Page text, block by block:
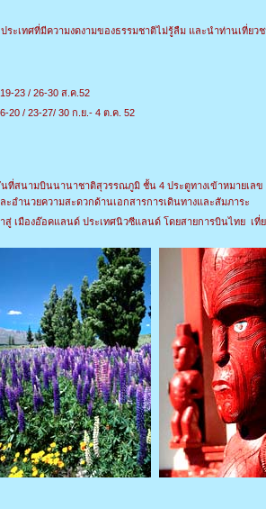
ะเทศที่มีความงดงามของธรรมชาติไม่รู้ลืม และนำท่านเที่ยว
23 / 26-30 ส.ค.52
20 / 23-27/ 30 ก.ย.- 4 ต.ค. 52
ที่สนามบินนานาชาติสุวรรณภูมิ ชั้น 4 ประตูทางเข้าหมายเลข
ะอำนวยความสะดวกด้านเอกสารการเดินทางและสัมภาระ
สู่ เมืองอ๊อคแลนด์ ประเทศนิวซีแลนด์ โดยสายการบินไทย เที่